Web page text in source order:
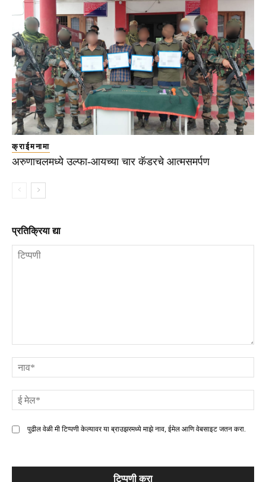
क्राईमनामा
अरुणाचलमध्ये उल्फा-आयच्या चार कॅडरचे आत्मसमर्पण
प्रतिक्रिया द्या
पुढील वेळी मी टिप्पणी केल्यावर या ब्राउझरमध्ये माझे नाव, ईमेल आणि वेबसाइट जतन करा.